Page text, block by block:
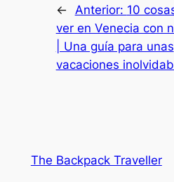
← Anterior: 10
ver en Venecia con
| Una guía para unas
vacaciones
The Backpack Traveller